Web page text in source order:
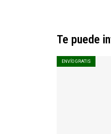
Te puede
ENVÍO GRATIS